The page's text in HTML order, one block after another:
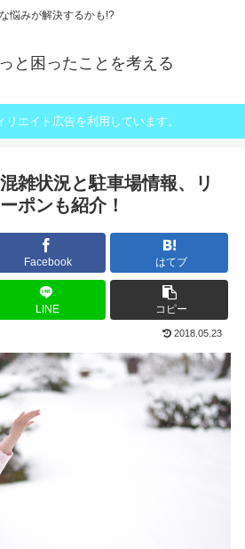
悩みが解決するかも!?
と困ったことを考える
リエイト広告を利用しています。
雑状況と駐車場情報、リ
ポンも紹介！
Facebook はてブ
LINE コピー
2018.05.23